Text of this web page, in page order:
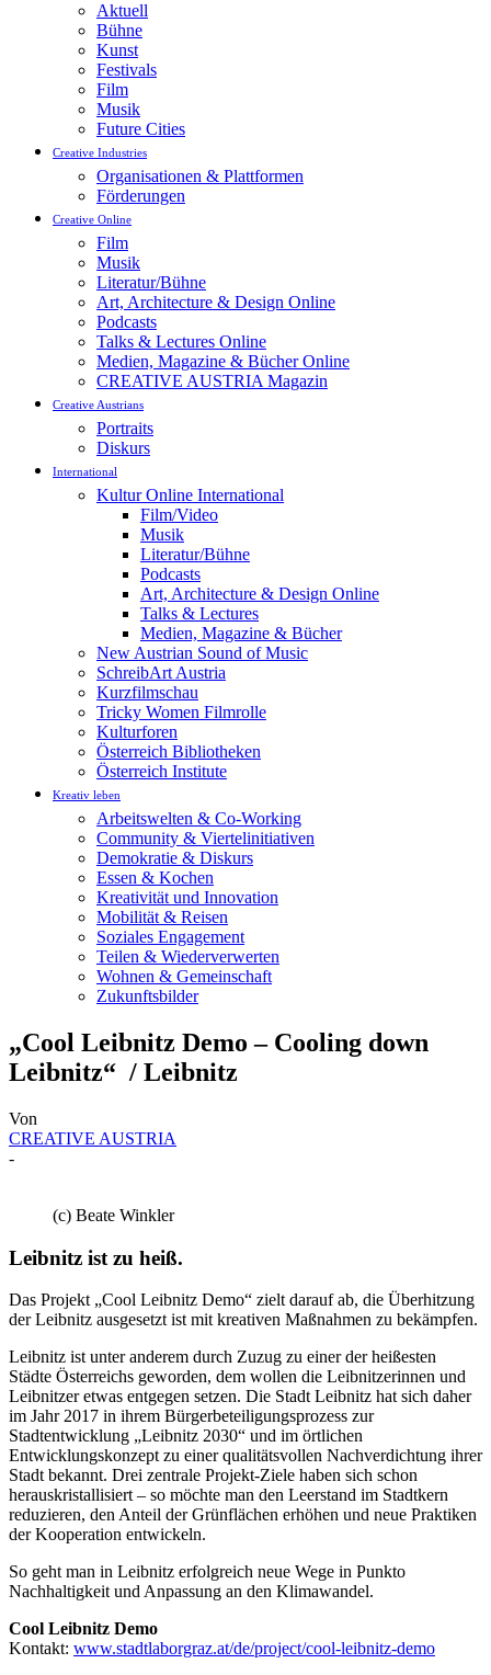
Aktuell
Bühne
Kunst
Festivals
Film
Musik
Future Cities
Creative Industries
Organisationen & Plattformen
Förderungen
Creative Online
Film
Musik
Literatur/Bühne
Art, Architecture & Design Online
Podcasts
Talks & Lectures Online
Medien, Magazine & Bücher Online
CREATIVE AUSTRIA Magazin
Creative Austrians
Portraits
Diskurs
International
Kultur Online International
Film/Video
Musik
Literatur/Bühne
Podcasts
Art, Architecture & Design Online
Talks & Lectures
Medien, Magazine & Bücher
New Austrian Sound of Music
SchreibArt Austria
Kurzfilmschau
Tricky Women Filmrolle
Kulturforen
Österreich Bibliotheken
Österreich Institute
Kreativ leben
Arbeitswelten & Co-Working
Community & Viertelinitiativen
Demokratie & Diskurs
Essen & Kochen
Kreativität und Innovation
Mobilität & Reisen
Soziales Engagement
Teilen & Wiederverwerten
Wohnen & Gemeinschaft
Zukunftsbilder
„Cool Leibnitz Demo – Cooling down
Leibnitz“ / Leibnitz
Von
CREATIVE AUSTRIA
-
(c) Beate Winkler
Leibnitz ist zu heiß.
Das Projekt „Cool Leibnitz Demo“ zielt darauf ab, die Überhitzung
der Leibnitz ausgesetzt ist mit kreativen Maßnahmen zu bekämpfen.
Leibnitz ist unter anderem durch Zuzug zu einer der heißesten
Städte Österreichs geworden, dem wollen die Leibnitzerinnen und
Leibnitzer etwas entgegen setzen. Die Stadt Leibnitz hat sich daher
im Jahr 2017 in ihrem Bürgerbeteiligungsprozess zur
Stadtentwicklung „Leibnitz 2030“ und im örtlichen
Entwicklungskonzept zu einer qualitätsvollen Nachverdichtung ihrer
Stadt bekannt. Drei zentrale Projekt-Ziele haben sich schon
herauskristallisiert – so möchte man den Leerstand im Stadtkern
reduzieren, den Anteil der Grünflächen erhöhen und neue Praktiken
der Kooperation entwickeln.
So geht man in Leibnitz erfolgreich neue Wege in Punkto
Nachhaltigkeit und Anpassung an den Klimawandel.
Cool Leibnitz Demo
Kontakt: www.stadtlaborgraz.at/de/project/cool-leibnitz-demo